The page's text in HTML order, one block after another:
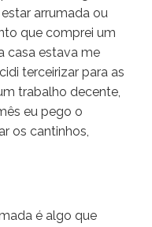
arrumada ou
que comprei um
casa estava me
terceirizar para as
trabalho decente,
eu pego o
os cantinhos,
é algo que